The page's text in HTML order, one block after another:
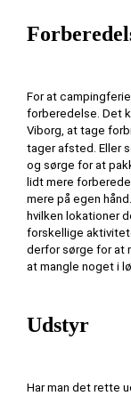
For at
forberedelse. Det
Viborg, at tage
tager afsted. Eller
og sørge for at
lidt mere
mere på egen
hvilken lokationer
forskellige
derfor sørge for at
at mangle noget i
Udstyr
Har man det rette